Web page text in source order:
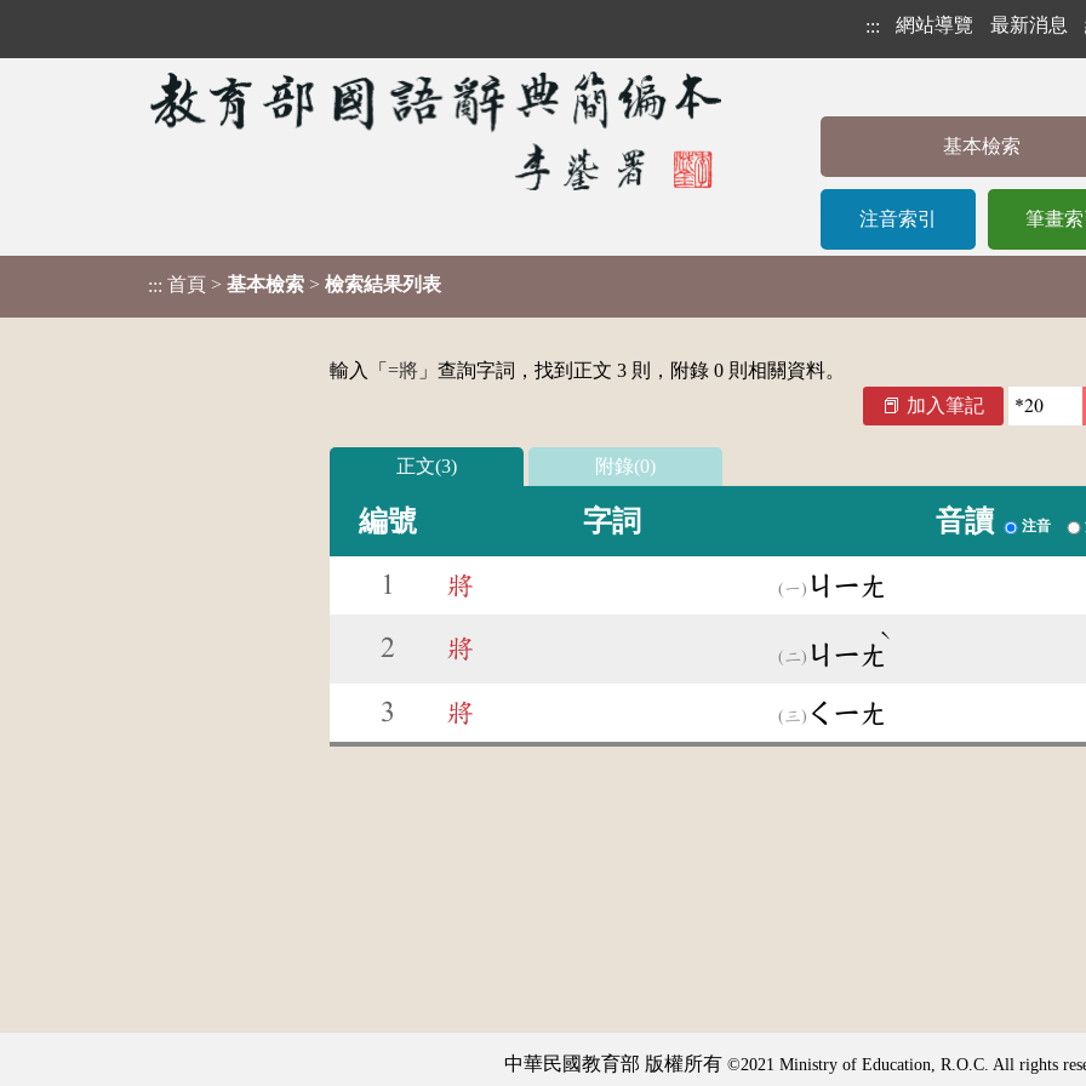
::: 網站導覽 最新消息
基本檢索
注音索引 筆畫索
::: 首頁 > 基本檢索 > 檢索結果列表
輸入「 =將 」查詢字詞，找到正文 3 則，附錄 0 則相關資料。
加入筆記
正文(3) 附錄(0)
編號 字詞 音讀 注音
1 將 ㄐㄧㄤ
2 將 ㄐㄧㄤ
ˋ
3 將 ㄑㄧㄤ
中華民國教育部 版權所有 ©2021 Ministry of Education, R.O.C. All rights